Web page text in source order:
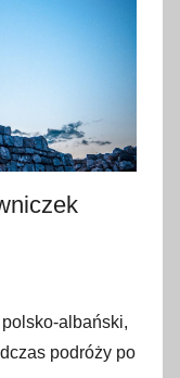
albański,
podróży po